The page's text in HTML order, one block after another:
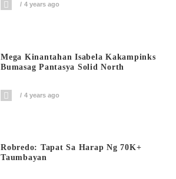
4 years ago
Mega Kinantahan Isabela Kakampinks
Bumasag Pantasya Solid North
4 years ago
Robredo: Tapat Sa Harap Ng 70K+
Taumbayan